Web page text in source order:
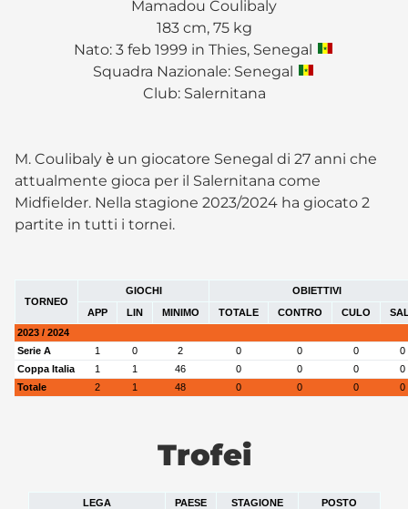
Mamadou Coulibaly
183 cm, 75 kg
Nato: 3 feb 1999 in Thies, Senegal
Squadra Nazionale: Senegal
Club: Salernitana
M. Coulibaly è un giocatore Senegal di 27 anni che
attualmente gioca per il Salernitana come
Midfielder. Nella stagione 2023/2024 ha giocato 2
partite in tutti i tornei.
TORNEO
GIOCHI
OBIETTIVI
APP
LIN MINIMO TOTALE CONTRO CULO
2023 / 2024
Serie A
1 0 2 0 0 0
0
Coppa Italia
1 1 46 0 0 0
0
Totale
2 1 48 0 0 0 0
Trofei
LEGA PAESE STAGIONE
POSTO